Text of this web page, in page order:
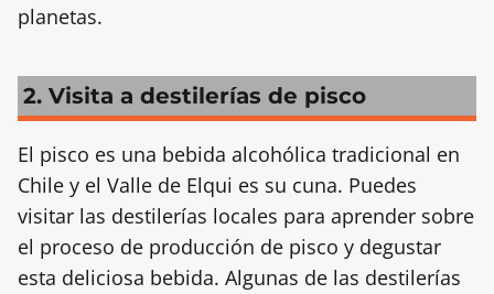
planetas.
2. Visita a destilerías de pisco
El pisco es una bebida alcohólica tradicional en
Chile y el Valle de Elqui es su cuna. Puedes
visitar las destilerías locales para aprender sobre
el proceso de producción de pisco y degustar
esta deliciosa bebida. Algunas de las destilerías